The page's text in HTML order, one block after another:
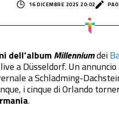
16 DICEMBRE 2025 20:02
dell’albumMillenniumdei
a Düsseldorf. Un
a Schladming-
i cinque di Orlando
.